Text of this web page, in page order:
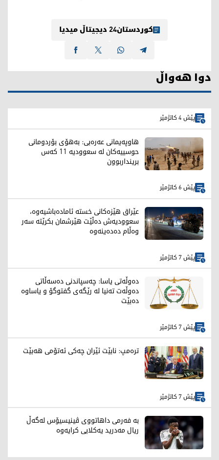
کوردستان24 دیجیتاڵ میدیا
دوا هەواڵ
پێش 4 کاتژمێر
هاوپەیمانی عەرەبی: بەهۆی بۆردومانی
حوسییەکان لە سعوودیە 11 کەس
برینداربوون
پێش 6 کاتژمێر
عێراق هێزەکانی خستە ئامادەباشیەوە،
سعوودیەش دەڵێت هێرشمان بکرێتە سەر
وەڵام دەدەینەوە
پێش 7 کاتژمێر
دەوڵەتی یاسا: چەسپاندنی دەسەڵاتی
دەوڵەت تەنیا لە رێگەی گفتوگۆ و یاساوە
دەبێت
پێش 7 کاتژمێر
ترەمپ: نابێت ئێران چەکی ئەتۆمی هەبێت
پێش 7 کاتژمێر
بە فەرمی داهاتووی ڤینیسیۆس لەگەڵ
ریال مەدرید یەکلایی کرایەوە